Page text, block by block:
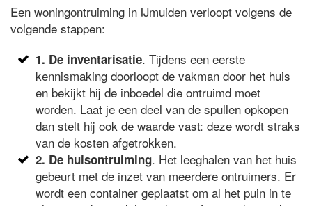
Een woningontruiming in IJmuiden verloopt volgens de
volgende stappen:
1. De inventarisatie. Tijdens een eerste
kennismaking doorloopt de vakman door het huis
en bekijkt hij de inboedel die ontruimd moet
worden. Laat je een deel van de spullen opkopen
dan stelt hij ook de waarde vast: deze wordt straks
van de kosten afgetrokken.
2. De huisontruiming. Het leeghalen van het huis
gebeurt met de inzet van meerdere ontruimers. Er
wordt een container geplaatst om al het puin in te